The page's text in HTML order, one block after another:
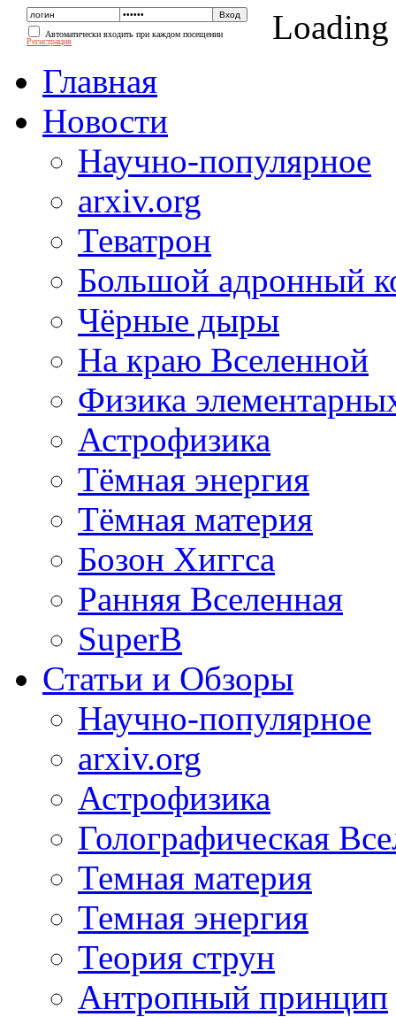
Автоматически входить при каждом посещении
Регистрация
Loading
Главная
Новости
Научно-популярное
arxiv.org
Теватрон
Большой адронный
Чёрные дыры
На краю Вселенной
Физика
Астрофизика
Тёмная энергия
Тёмная материя
Бозон Хиггса
Ранняя Вселенная
SuperB
Статьи и Обзоры
Научно-популярное
arxiv.org
Астрофизика
Голографическая
Темная материя
Темная энергия
Теория струн
Антропный принцип